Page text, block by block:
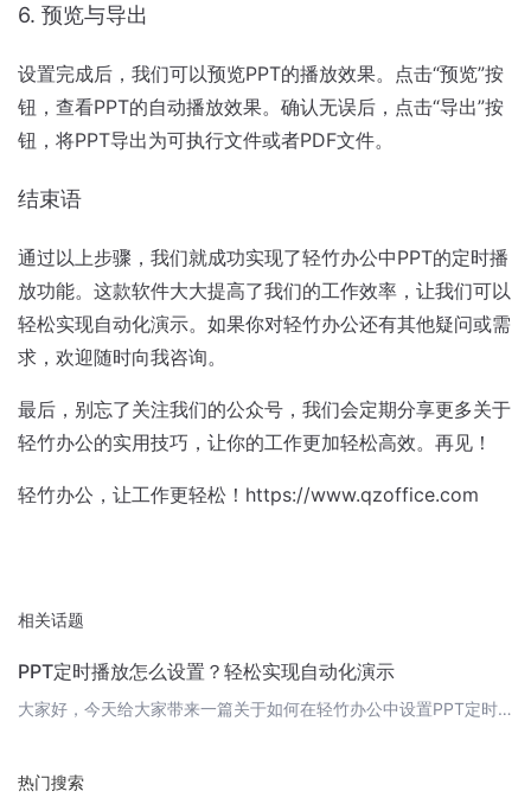
6. 预览与导出
设置完成后，我们可以预览PPT的播放效果。点击“预览”按
钮，查看PPT的自动播放效果。确认无误后，点击“导出”按
钮，将PPT导出为可执行文件或者PDF文件。
结束语
通过以上步骤，我们就成功实现了轻竹办公中PPT的定时播
放功能。这款软件大大提高了我们的工作效率，让我们可以
轻松实现自动化演示。如果你对轻竹办公还有其他疑问或需
求，欢迎随时向我咨询。
最后，别忘了关注我们的公众号，我们会定期分享更多关于
轻竹办公的实用技巧，让你的工作更加轻松高效。再见！
轻竹办公，让工作更轻松！https://www.qzoffice.com
相关话题
PPT定时播放怎么设置？轻松实现自动化演示
大家好，今天给大家带来一篇关于如何在轻竹办公中设置PPT定时播放的教程。轻竹办公是一款通过AI技术自动生成PPT的软件，让我们的工作更加高效便捷。那么，如何实现PPT的定时播放功能呢？请跟随我的脚步，我们一起探索一下。 1. 打开轻竹办公首先，我们需要打开轻竹办公的PPT制作页面。如果还没有安装轻竹办公，可以通过访问https://www.qzoffice.com 进行下载和安装。 2. 创建或打
热门搜索